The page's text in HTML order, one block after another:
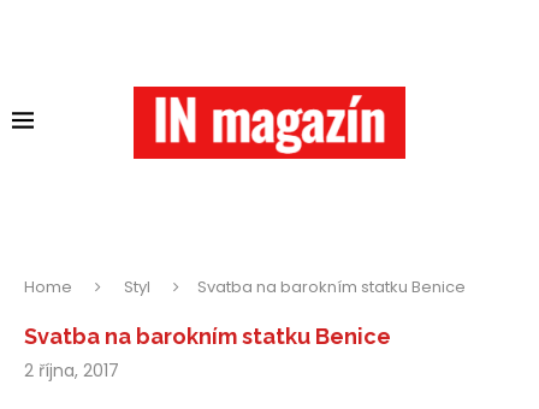
Home Styl Svatba na barokním statku Benice
Svatba na barokním statku Benice
2 října, 2017